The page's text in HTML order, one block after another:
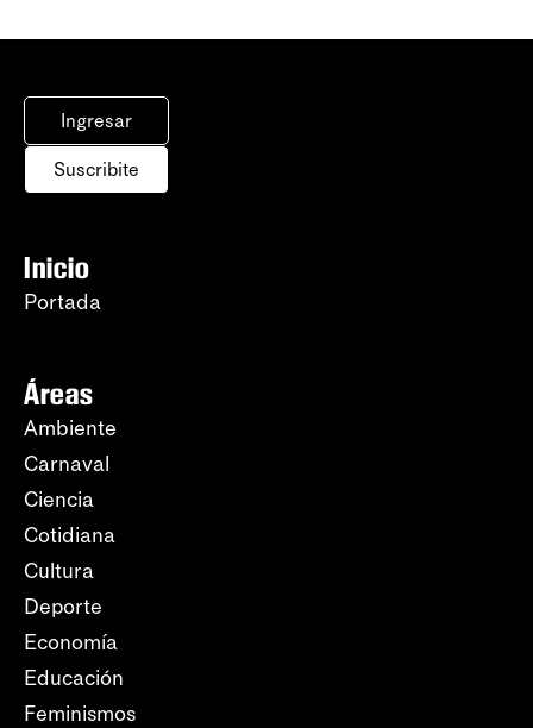
Ingresar
Suscribite
Inicio
Portada
Áreas
Ambiente
Carnaval
Ciencia
Cotidiana
Cultura
Deporte
Economía
Educación
Feminismos